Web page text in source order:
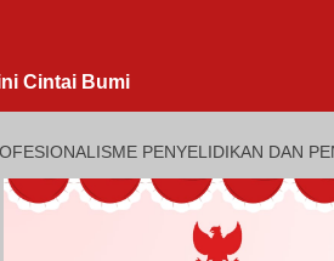
Cintai Bumi
PENYELIDIKAN DAN